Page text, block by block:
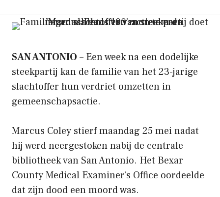
SAN ANTONIO – Een week na een dodelijke
steekpartij kan de familie van het 23-jarige
slachtoffer hun verdriet omzetten in
gemeenschapsactie.
Marcus Coley stierf maandag 25 mei nadat
hij werd neergestoken nabij de centrale
bibliotheek van San Antonio. Het Bexar
County Medical Examiner’s Office oordeelde
dat zijn dood een moord was.